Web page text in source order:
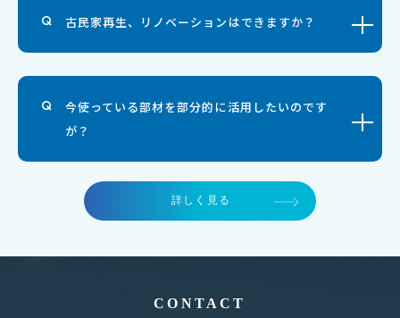
古民家再生、リノベーションはできますか？
今使っている部材を部分的に活用したいのです
が？
詳しく見る
CONTACT